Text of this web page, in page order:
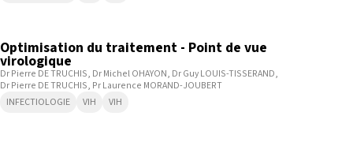
Optimisation du traitement - Point de vue
virologique
Dr Pierre DE TRUCHIS Dr Michel OHAYON Dr Guy LOUIS-TISSERAND
Dr Pierre DE TRUCHIS Pr Laurence MORAND-JOUBERT
INFECTIOLOGIE
VIH VIH